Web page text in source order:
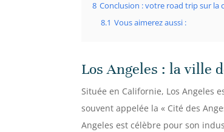
8 Conclusion : votre road trip sur la
8.1 Vous aimerez aussi :
Los Angeles : la ville
Située en Californie, Los Angeles
souvent appelée la « Cité des
Angeles est célèbre pour son